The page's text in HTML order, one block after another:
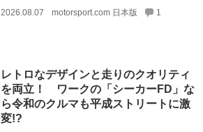
2026.08.07 motorsport.com 日本版 1
レトロなデザインと走りのクオリティ
を両立！ ワークの「シーカーFD」な
ら令和のクルマも平成ストリートに激
変!?